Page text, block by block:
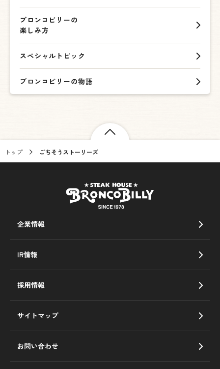
ブロンコビリーの
楽しみ方
スペシャルトピック
ブロンコビリーの物語
トップ ごちそうストーリーズ
企業情報
IR情報
採用情報
サイトマップ
お問い合わせ